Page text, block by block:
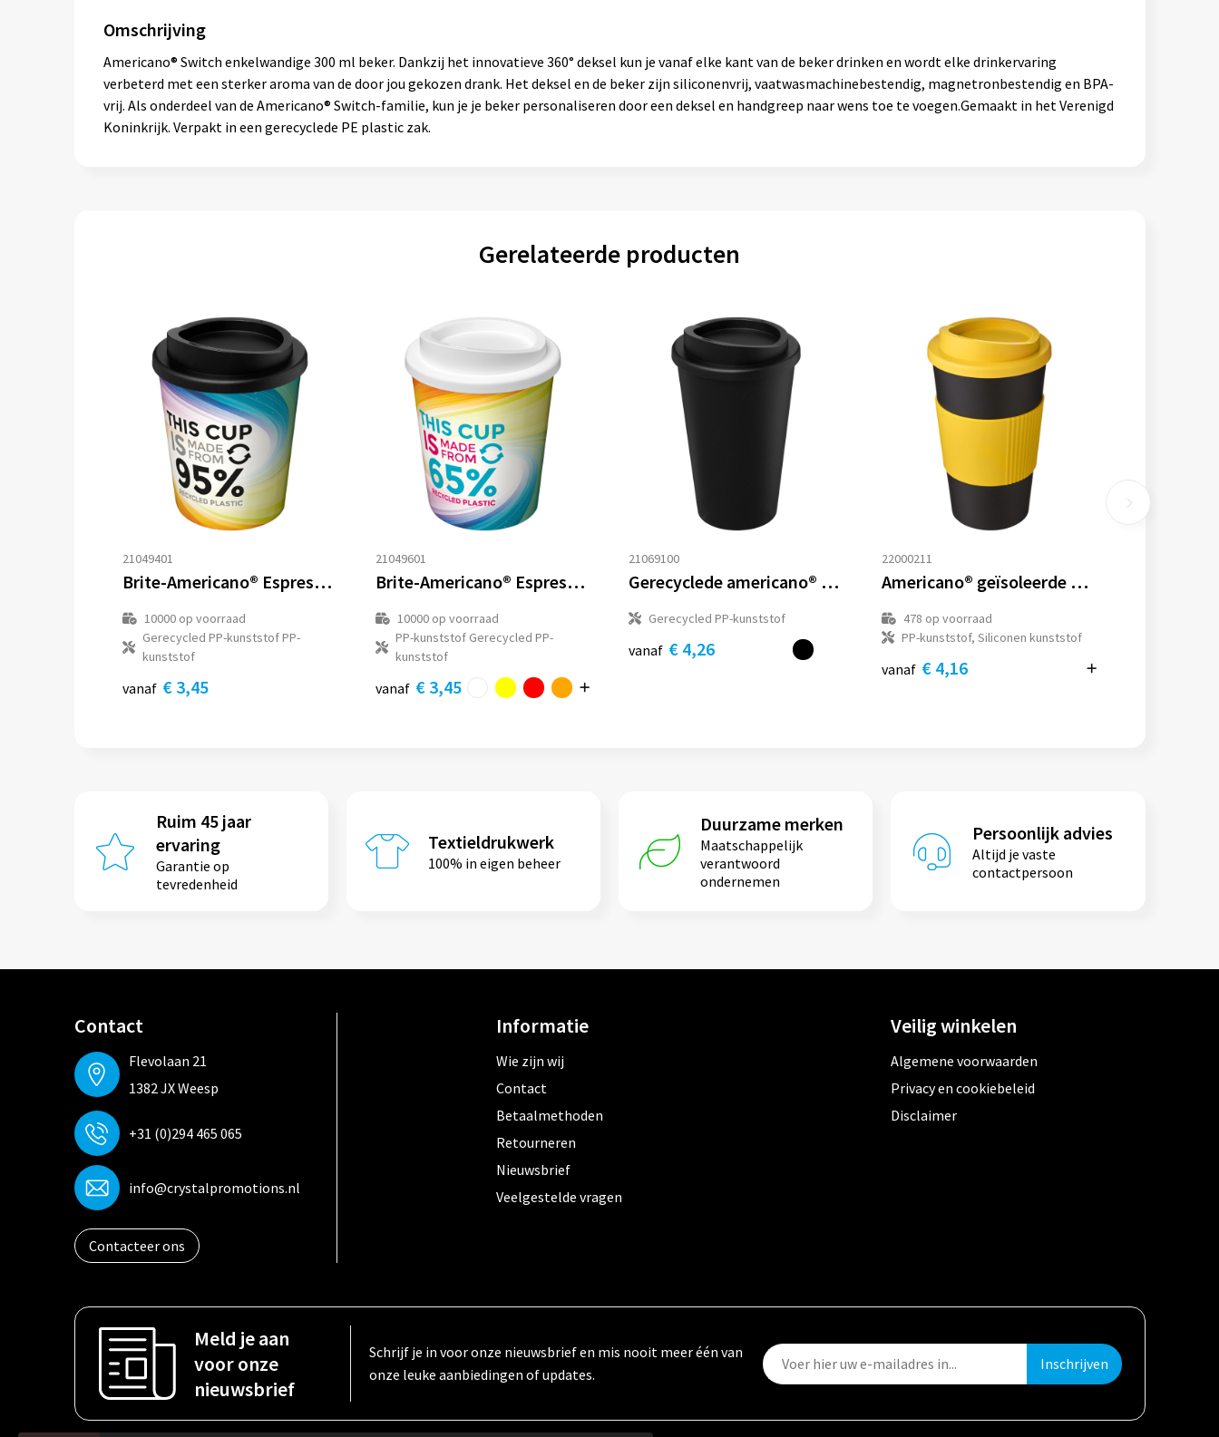
Omschrijving
Americano® Switch enkelwandige 300 ml beker. Dankzij het innovatieve 360° deksel kun je vanaf elke kant van de beker drinken en wordt elke drinkervaring
verbeterd met een sterker aroma van de door jou gekozen drank. Het deksel en de beker zijn siliconenvrij, vaatwasmachinebestendig, magnetronbestendig en BPA-
vrij. Als onderdeel van de Americano® Switch-familie, kun je je beker personaliseren door een deksel en handgreep naar wens toe te voegen.Gemaakt in het Verenigd
Koninkrijk. Verpakt in een gerecyclede PE plastic zak.
Gerelateerde producten
21049401
Brite-Americano® Espresso Recycled 250 ml geïsoleerde beker
10000op voorraad
Gerecycled PP-kunststof PP-
kunststof
vanaf € 3,45
21049601
Brite-Americano® Espresso Eco 250 ml geïsoleerde beker
10000op voorraad
PP-kunststof Gerecycled PP-
kunststof
vanaf € 3,45
21069100
Gerecyclede americano® 350 ml geïsoleerde beker
Gerecycled PP-kunststof
vanaf € 4,26
22000211
Americano® geïsoleerde beker van 350 ml met handgreep
478 op voorraad
PP-kunststof, Siliconen kunststof
vanaf € 4,16
Ruim 45 jaar
ervaring
Garantie op
tevredenheid
Textieldrukwerk
100% in eigen beheer
Duurzame merken
Maatschappelijk
verantwoord
ondernemen
Persoonlijk advies
Altijd je vaste
contactpersoon
Contact
Flevolaan 21
1382 JX Weesp
+31 (0)294 465 065
info@crystalpromotions.nl
Contacteer ons
Informatie
Wie zijn wij
Contact
Betaalmethoden
Retourneren
Nieuwsbrief
Veelgestelde vragen
Veilig winkelen
Algemene voorwaarden
Privacy en cookiebeleid
Disclaimer
Meld je aan
voor onze
nieuwsbrief
Schrijf je in voor onze nieuwsbrief en mis nooit meer één van
onze leuke aanbiedingen of updates.